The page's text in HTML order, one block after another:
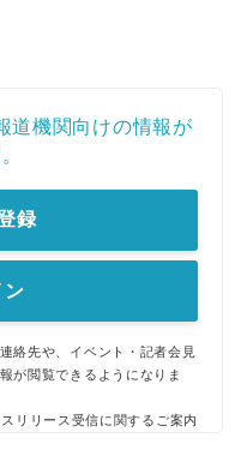
道機関向けの情報が
録
ン
絡先や、イベント・記者会見
が閲覧できるようになりま
スリリース受信に関するご案内